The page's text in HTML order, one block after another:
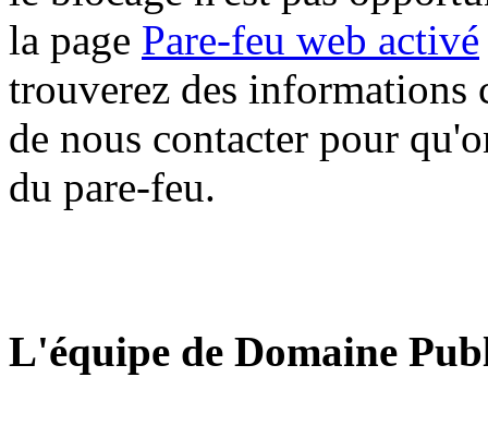
la page Pare-feu web activé
trouverez des informations
de nous contacter pour
du pare-feu.
L'équipe de Domaine